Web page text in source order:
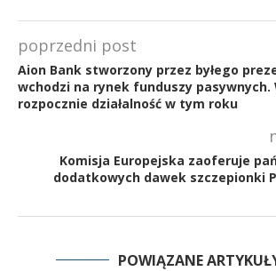
poprzedni post
Aion Bank stworzony przez byłego
wchodzi na rynek funduszy pasywnych.
rozpocznie działalność w tym roku
Komisja Europejska zaoferuje
dodatkowych dawek szczepionki
POWIĄZANE